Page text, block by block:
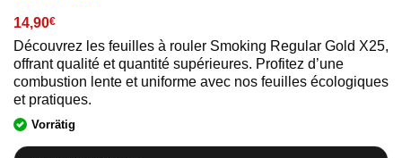
14,90€
Découvrez les feuilles à rouler Smoking Regular Gold X25,
offrant qualité et quantité supérieures. Profitez d’une
combustion lente et uniforme avec nos feuilles écologiques
et pratiques.
Vorrätig